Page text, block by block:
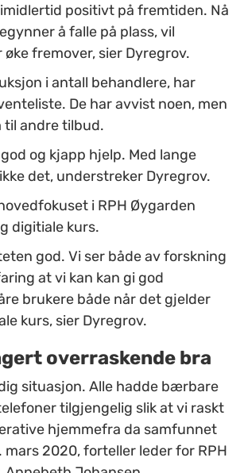
positivt på fremtiden. Nå
å falle på plass, vil
fremover, sier Dyregrov.
i antall behandlere, har
De har avvist noen, men
til andre tilbud.
og kjapp hjelp. Med lange
det, understreker Dyregrov.
i RPH Øygarden
digitiale kurs.
god. Vi ser både av forskning
at vi kan kan gi god
brukere både når det gjelder
kurs, sier Dyregrov.
overraskende bra
situasjon. Alle hadde bærbare
tilgjengelig slik at vi raskt
hjemmefra da samfunnet
mars 2020, forteller leder for RPH